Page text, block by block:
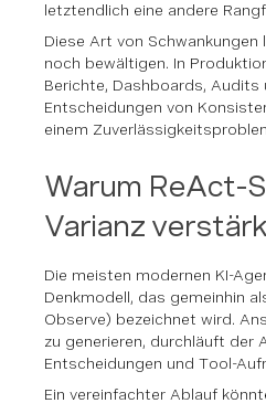
letztendlich eine andere
Diese Art von
noch bewältigen. In
Berichte, Dashboards, Audits
Entscheidungen von
einem
Warum ReAct-
Varianz
Die meisten modernen KI-
Denkmodell, das gemeinhin
Observe) bezeichnet wird.
zu generieren, durchläuft der
Entscheidungen und Tool-
Ein vereinfachter Ablauf